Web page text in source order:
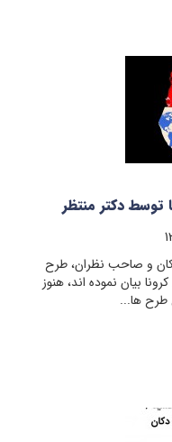
دکتر منتظر
و صاحب نظران، طرح
بیان نموده اند، هنوز
طرح ها...